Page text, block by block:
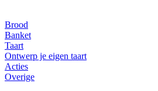
Brood
Banket
Taart
Ontwerp je eigen taart
Acties
Overige